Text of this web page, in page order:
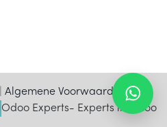
Algemene Voorwaarden
Odoo Experts- Experts in Odoo